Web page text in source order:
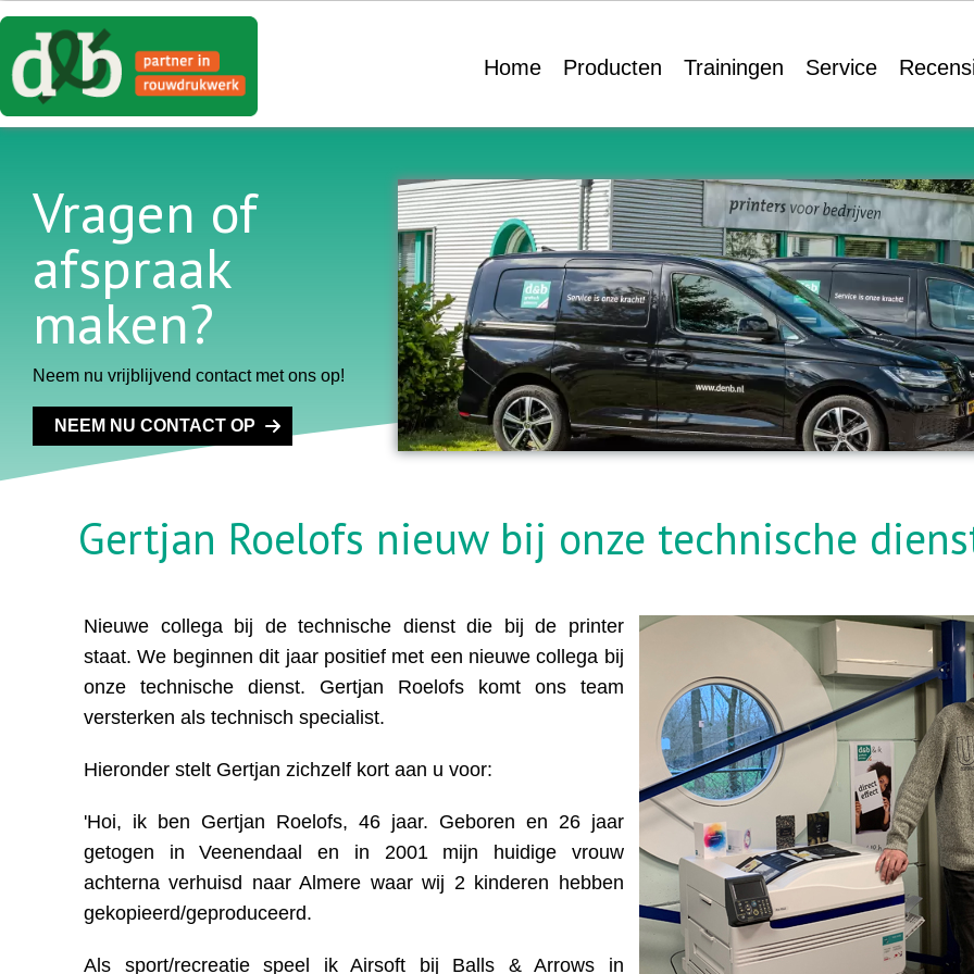
Home Producten Trainingen Service
Vragen of
afspraak
maken?
Neem nu vrijblijvend contact met ons op!
NEEM NU CONTACT OP
Gertjan Roelofs nieuw bij onze technische
Nieuwe collega bij de technische dienst die bij de printer
staat. We beginnen dit jaar positief met een nieuwe collega bij
onze technische dienst. Gertjan Roelofs komt ons team
versterken als technisch specialist.
Hieronder stelt Gertjan zichzelf kort aan u voor:
'Hoi, ik ben Gertjan Roelofs, 46 jaar. Geboren en 26 jaar
getogen in Veenendaal en in 2001 mijn huidige vrouw
achterna verhuisd naar Almere waar wij 2 kinderen hebben
gekopieerd/geproduceerd.
Als sport/recreatie speel ik Airsoft bij Balls & Arrows in